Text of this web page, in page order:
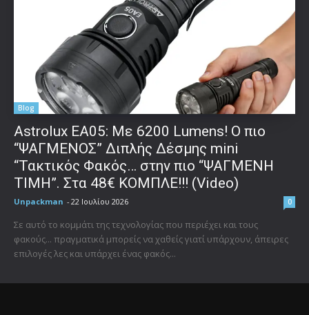
Blog
Astrolux ΕΑ05: Με 6200 Lumens! Ο πιο
“ΨΑΓΜΕΝΟΣ” Διπλής Δέσμης mini
“Τακτικός Φακός… στην πιο “ΨΑΓΜΕΝΗ
ΤΙΜΗ”. Στα 48€ ΚΟΜΠΛΕ!!! (Video)
Unpackman - 22 Ιουλίου 2026 0
Σε αυτό το κομμάτι της τεχνολογίας που περιέχει και τους
φακούς... πραγματικά μπορείς να χαθείς γιατί υπάρχουν, άπειρες
επιλογές λες και υπάρχει ένας φακός...